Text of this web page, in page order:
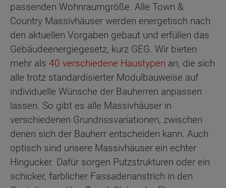
passenden Wohnraumgröße. Alle Town &
Country Massivhäuser werden energetisch nach
den aktuellen Vorgaben gebaut und erfüllen das
Gebäudeenergiegesetz, kurz GEG. Wir bieten
mehr als 40 verschiedene Haustypen an, die sich
alle trotz standardisierter Modulbauweise auf
individuelle Wünsche der Bauherren anpassen
lassen. So gibt es alle Massivhäuser in
verschiedenen Grundrissvariationen, zwischen
denen sich der Bauherr entscheiden kann. Auch
optisch sind unsere Massivhäuser ein echter
Hingucker. Dafür sorgen Putzstrukturen oder ein
schicker, farblicher Fassadenanstrich in den